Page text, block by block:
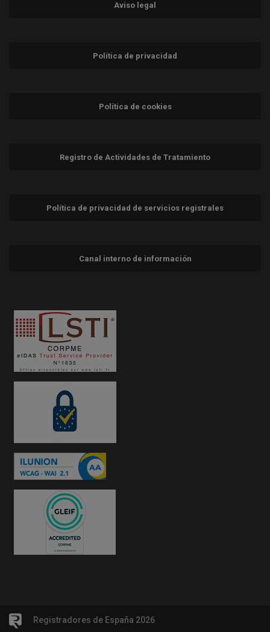
Aviso legal
Política de privacidad
Política de cookies
Registro de Actividades de Tratamiento
Política de privacidad de servicios registrales
Canal interno de información
Registradores de España 2026